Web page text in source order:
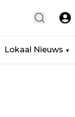
Lokaal Nieuws ▼